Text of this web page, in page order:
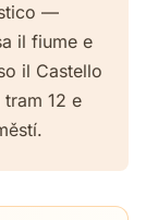
—
il fiume e
il Castello
12 e